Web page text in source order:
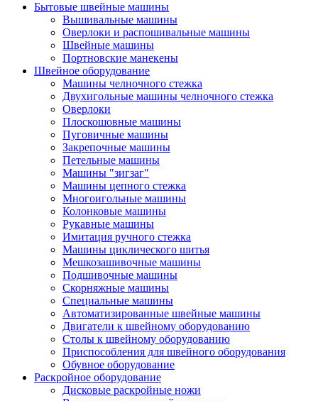
Бытовые швейные машины
Вышивальные машины
Оверлоки и распошивальные машины
Швейные машины
Портновские манекены
Швейное оборудование
Машины челночного стежка
Двухигольные машины челночного стежка
Оверлоки
Плоскошовные машины
Пуговичные машины
Закрепочные машины
Петельные машины
Машины "зигзаг"
Машины цепного стежка
Многоигольные машины
Колонковые машины
Рукавные машины
Имитация ручного стежка
Машины циклического шитья
Мешкозашивочные машины
Подшивочные машины
Скорняжные машины
Специальные машины
Автоматизированные швейные машины
Двигатели к швейному оборудованию
Столы к швейному оборудованию
Приспособления для швейного оборудования
Обувное оборудование
Раскройное оборудование
Дисковые раскройные ножи